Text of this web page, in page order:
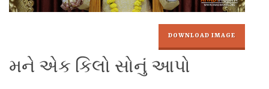
DOWNLOAD IMAGE
મને એક કિલો સોનું આપો